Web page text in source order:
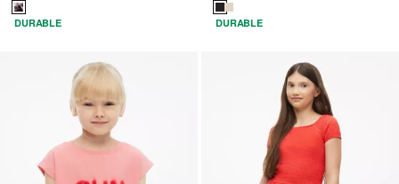
DURABLE DURABLE